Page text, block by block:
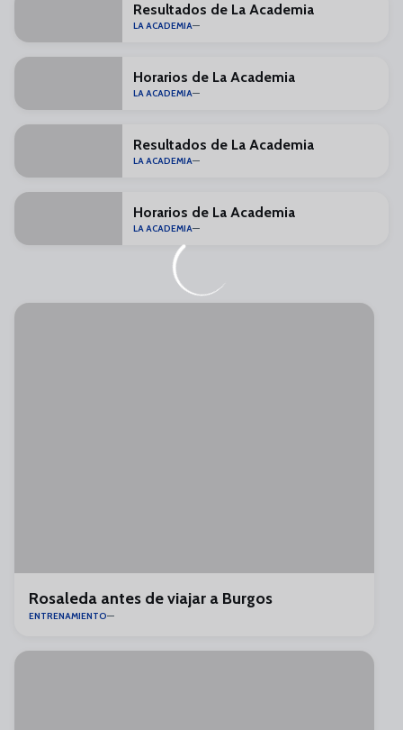
Resultados de La Academia
LA ACADEMIA
Horarios de La Academia
LA ACADEMIA
Resultados de La Academia
LA ACADEMIA
Horarios de La Academia
LA ACADEMIA
Rosaleda antes de viajar a Burgos
ENTRENAMIENTO